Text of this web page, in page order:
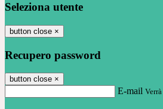
Seleziona utente
button close ×
Recupero password
button close ×
E-mail